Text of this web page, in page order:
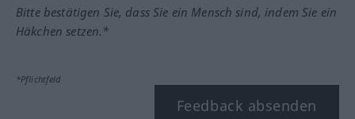
Bitte bestätigen Sie, dass Sie ein Mensch sind, indem Sie ein
Häkchen setzen.*
*Pflichtfeld
Feedback absenden